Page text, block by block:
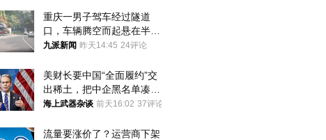
重庆一男子驾车经过隧道
口，车辆腾空而起悬在半
空，消防： 2人已送医，正
九派新闻 昨天14:45 24评论
美财长要中国“全面履约”交
出稀土，把中企黑名单凑到
187家，中方做最坏打算
海上武器杂谈 前天16:02 37评论
流量要涨价了？运营商下架